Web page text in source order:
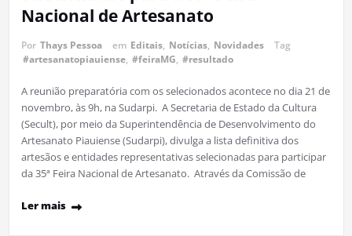
Nacional de Artesanato
Por Thays Pessoa em Editais, Notícias, Novidades
Tag
#artesanatopiauiense, #feiraMG, #resultado
A reunião preparatória com os selecionados acontece no dia 21 de
novembro, às 9h, na Sudarpi. A Secretaria de Estado da Cultura
(Secult), por meio da Superintendência de Desenvolvimento do
Artesanato Piauiense (Sudarpi), divulga a lista definitiva dos
artesãos e entidades representativas selecionadas para participar
da 35ª Feira Nacional de Artesanato. Através da Comissão de
Ler mais